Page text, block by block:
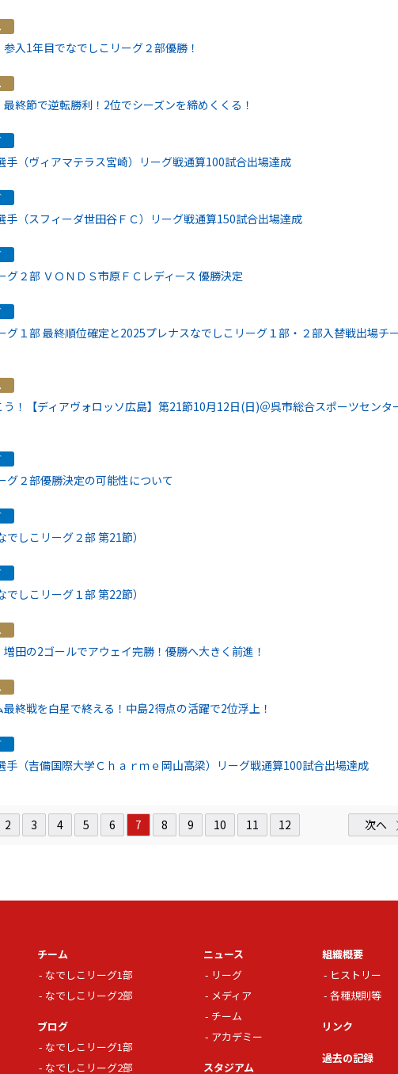
入1年目でなでしこリーグ２部優勝！
終節で逆転勝利！2位でシーズンを締めくくる！
手（ヴィアマテラス宮崎）リーグ戦通算100試合出場達成
手（スフィーダ世田谷ＦＣ）リーグ戦通算150試合出場達成
グ２部 ＶＯＮＤＳ市原ＦＣレディース 優勝決定
グ１部 最終順位確定と2025プレナスなでしこリーグ１部・２部入替戦出場チ
！【ディアヴォロッソ広島】第21節10月12日(日)＠呉市総合スポーツセンタ
グ２部優勝決定の可能性について
しこリーグ２部 第21節）
しこリーグ１部 第22節）
田の2ゴールでアウェイ完勝！優勝へ大きく前進！
終戦を白星で終える！中島2得点の活躍で2位浮上！
手（吉備国際大学Ｃｈａｒｍｅ岡山高梁）リーグ戦通算100試合出場達成
2 3 4 5 6 7 8 9 10 11 12 次へ
チーム
なでしこリーグ1部
なでしこリーグ2部
ブログ
なでしこリーグ1部
なでしこリーグ2部
ニュース
リーグ
メディア
チーム
アカデミー
スタジアム
組織概要
ヒストリー
各種規則等
リンク
過去の記録